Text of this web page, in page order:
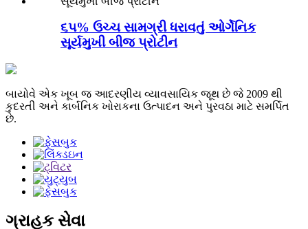
૬૫% ઉચ્ચ સામગ્રી ધરાવતું ઓર્ગેનિક
સૂર્યમુખી બીજ પ્રોટીન
બાયોવે એક ખૂબ જ આદરણીય વ્યાવસાયિક જૂથ છે જે 2009 થી
કુદરતી અને કાર્બનિક ખોરાકના ઉત્પાદન અને પુરવઠા માટે સમર્પિત
છે.
ગ્રાહક સેવા